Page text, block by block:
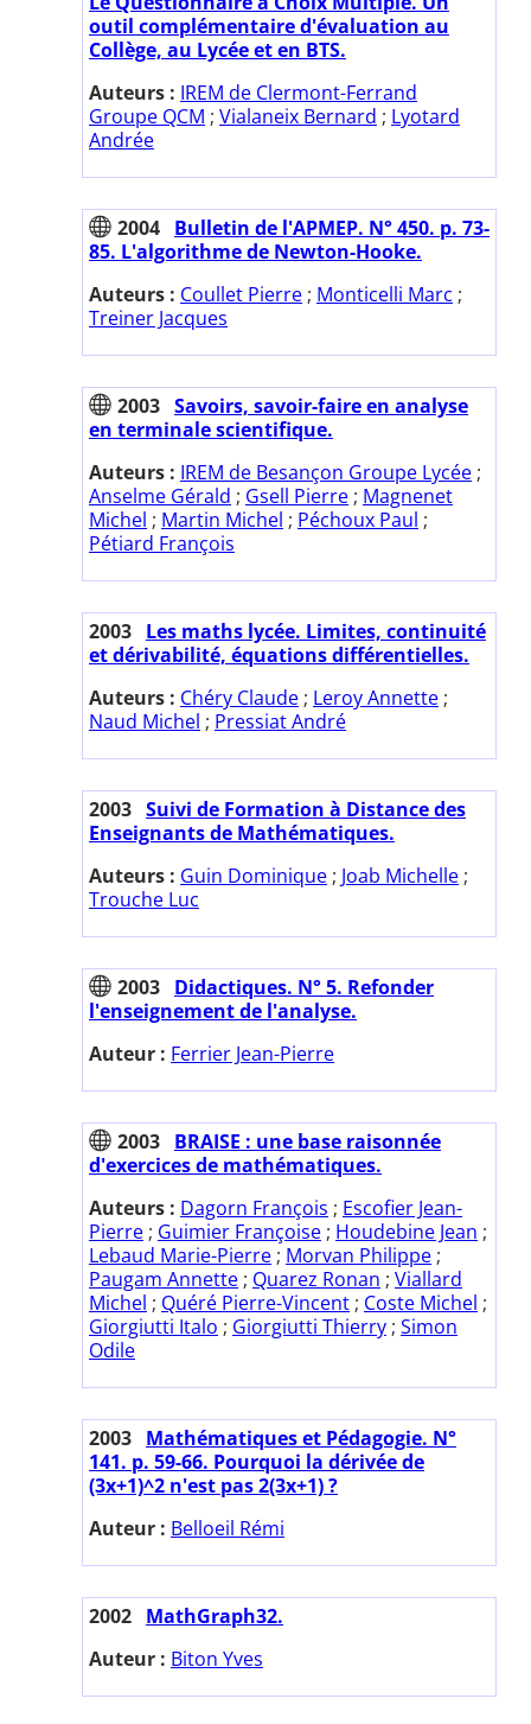
outil complémentaire d'évaluation au
Collège, au Lycée et en BTS.
Auteurs : IREM de Clermont-Ferrand
Groupe QCM ; Vialaneix Bernard ; Lyotard
Andrée
2004 Bulletin de l'APMEP. N° 450. p. 73-
85. L'algorithme de Newton-Hooke.
Auteurs : Coullet Pierre ; Monticelli Marc ;
Treiner Jacques
2003 Savoirs, savoir-faire en analyse
en terminale scientifique.
Auteurs : IREM de Besançon Groupe Lycée ;
Anselme Gérald ; Gsell Pierre ; Magnenet
Michel ; Martin Michel ; Péchoux Paul ;
Pétiard François
2003 Les maths lycée. Limites, continuité
et dérivabilité, équations différentielles.
Auteurs : Chéry Claude ; Leroy Annette ;
Naud Michel ; Pressiat André
2003 Suivi de Formation à Distance des
Enseignants de Mathématiques.
Auteurs : Guin Dominique ; Joab Michelle ;
Trouche Luc
2003 Didactiques. N° 5. Refonder
l'enseignement de l'analyse.
Auteur : Ferrier Jean-Pierre
2003 BRAISE : une base raisonnée
d'exercices de mathématiques.
Auteurs : Dagorn François ; Escofier Jean-
Pierre ; Guimier Françoise ; Houdebine Jean ;
Lebaud Marie-Pierre ; Morvan Philippe ;
Paugam Annette ; Quarez Ronan ; Viallard
Michel ; Quéré Pierre-Vincent ; Coste Michel ;
Giorgiutti Italo ; Giorgiutti Thierry ; Simon
Odile
2003 Mathématiques et Pédagogie. N°
141. p. 59-66. Pourquoi la dérivée de
(3x+1)^2 n'est pas 2(3x+1) ?
Auteur : Belloeil Rémi
2002 MathGraph32.
Auteur : Biton Yves